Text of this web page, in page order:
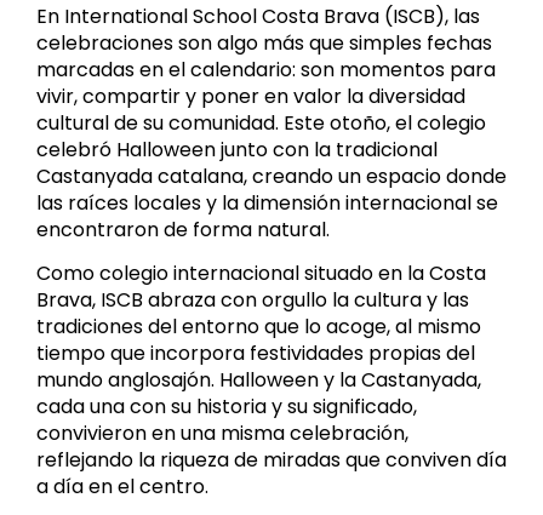
En International School Costa Brava (ISCB), las
celebraciones son algo más que simples fechas
marcadas en el calendario: son momentos para
vivir, compartir y poner en valor la diversidad
cultural de su comunidad. Este otoño, el colegio
celebró Halloween junto con la tradicional
Castanyada catalana, creando un espacio donde
las raíces locales y la dimensión internacional se
encontraron de forma natural.
Como colegio internacional situado en la Costa
Brava, ISCB abraza con orgullo la cultura y las
tradiciones del entorno que lo acoge, al mismo
tiempo que incorpora festividades propias del
mundo anglosajón. Halloween y la Castanyada,
cada una con su historia y su significado,
convivieron en una misma celebración,
reflejando la riqueza de miradas que conviven día
a día en el centro.